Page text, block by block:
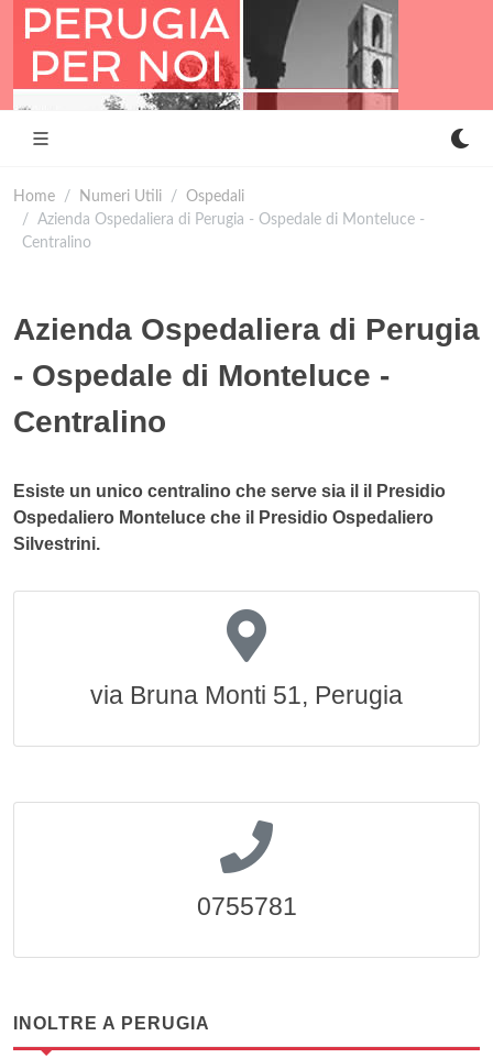
Home Numeri Utili
Ospedali
Azienda Ospedaliera di Perugia - Ospedale di Monteluce -
Centralino
Azienda Ospedaliera di Perugia
- Ospedale di Monteluce -
Centralino
Esiste un unico centralino che serve sia il il Presidio
Ospedaliero Monteluce che il Presidio Ospedaliero
Silvestrini.
via Bruna Monti 51, Perugia
0755781
INOLTRE A PERUGIA